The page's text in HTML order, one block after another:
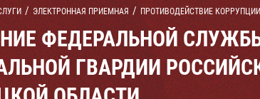
ЭЛЕКТРОННАЯ ПРИЕМНАЯ ПРОТИВОДЕЙСТВИЕ КОРРУПЦИИ
ФЕДЕРАЛЬНОЙ
ГВАРДИИ